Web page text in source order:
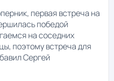
первая встреча на
победой
на соседних
поэтому встреча для
Сергей